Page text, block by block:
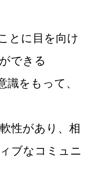
とに目を向け
できる
識をもって、
性があり、相
ブなコミュニ